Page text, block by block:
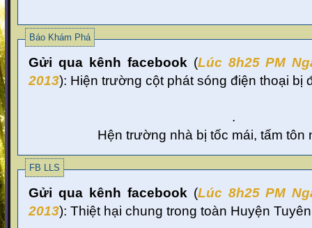
Báo Khám Phá
Gửi qua kênh facebook (Lúc 8h25 PM
2013): Hiện trường cột phát sóng điện thoại bị
.
Hện trường nhà bị tốc mái, tấm tôn
FB LLS
Gửi qua kênh facebook (Lúc 8h25 PM
2013): Thiệt hại chung trong toàn Huyện